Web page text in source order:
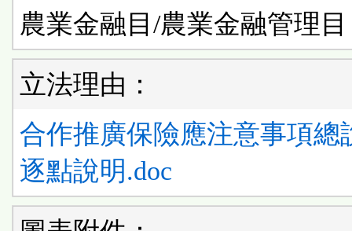
農業金融目/農業金融管理目
立法理由：
合作推廣保險應注意事項總
逐點說明.doc